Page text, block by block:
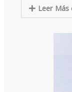
Leer